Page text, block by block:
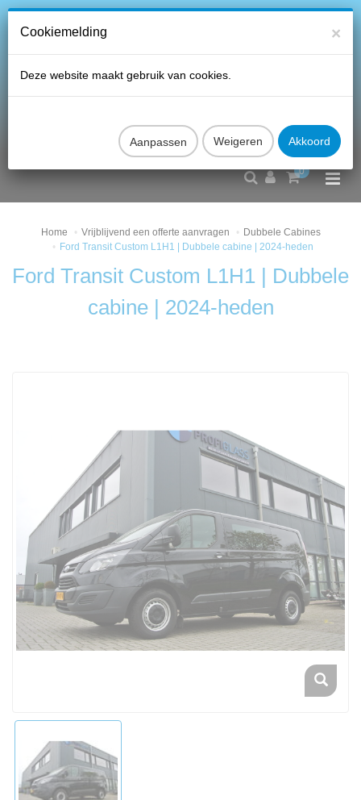
0
Home Vrijblijvend een offerte aanvragen
Dubbele Cabines
Ford Transit Custom L1H1 | Dubbele cabine | 2024-heden
Ford Transit Custom L1H1 | Dubbele
cabine | 2024-heden
×
Cookiemelding
Deze website maakt gebruik van cookies.
Aanpassen